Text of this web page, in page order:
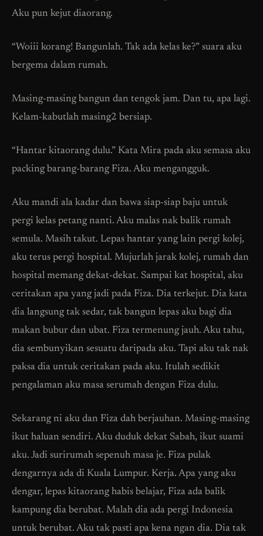
Aku pun kejut diaorang.
“Woiii korang! Bangunlah. Tak ada kelas ke?” suara aku
bergema dalam rumah.
Masing-masing bangun dan tengok jam. Dan tu, apa lagi.
Kelam-kabutlah masing2 bersiap.
“Hantar kitaorang dulu.” Kata Mira pada aku semasa aku
packing barang-barang Fiza. Aku mengangguk.
Aku mandi ala kadar dan bawa siap-siap baju untuk
pergi kelas petang nanti. Aku malas nak balik rumah
semula. Masih takut. Lepas hantar yang lain pergi kolej,
aku terus pergi hospital. Mujurlah jarak kolej, rumah dan
hospital memang dekat-dekat. Sampai kat hospital, aku
ceritakan apa yang jadi pada Fiza. Dia terkejut. Dia kata
dia langsung tak sedar, tak bangun lepas aku bagi dia
makan bubur dan ubat. Fiza termenung jauh. Aku tahu,
dia sembunyikan sesuatu daripada aku. Tapi aku tak nak
paksa dia untuk ceritakan pada aku. Itulah sedikit
pengalaman aku masa serumah dengan Fiza dulu.
Sekarang ni aku dan Fiza dah berjauhan. Masing-masing
ikut haluan sendiri. Aku duduk dekat Sabah, ikut suami
aku. Jadi surirumah sepenuh masa je. Fiza pulak
dengarnya ada di Kuala Lumpur. Kerja. Apa yang aku
dengar, lepas kitaorang habis belajar, Fiza ada balik
kampung dia berubat. Malah dia ada pergi Indonesia
untuk berubat. Aku tak pasti apa kena ngan dia. Dia tak